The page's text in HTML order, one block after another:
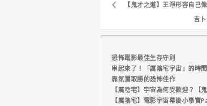
【鬼才之道】王淨形容自己
吉
恐怖電影最佳生存守則
串起來了！「厲陰宅宇宙」的時
靠氛圍取勝的恐怖佳作
【厲陰宅】宇宙為何受歡迎？【
【厲陰宅】電影宇宙幕後小事實